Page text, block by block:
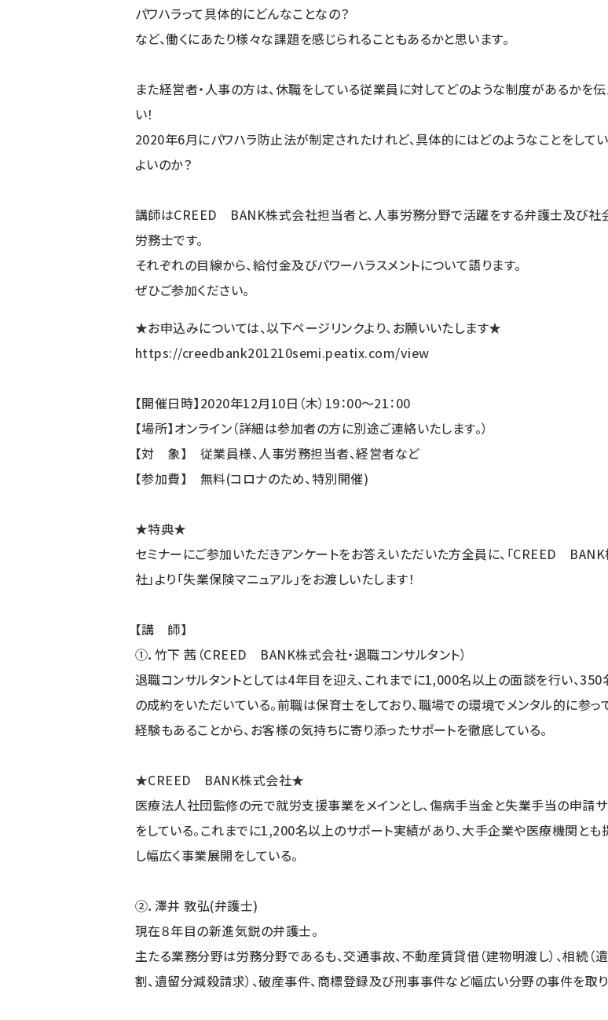
パワハラって具体的にどんなことなの？
など、働くにあたり様々な課題を感じられることもあるかと思います。
また経営者・人事の方は、休職をしている従業員に対してどのような制度があるかを
い！
2020年6月にパワハラ防止法が制定されたけれど、具体的にはどのようなことをして
よいのか？
講師はCREED BANK株式会社担当者と、人事労務分野で活躍をする弁護士及び社
労務士です。
それぞれの目線から、給付金及びパワーハラスメントについて語ります。
ぜひご参加ください。
★お申込みについては、以下ページリンクより、お願いいたします★
https://creedbank201210semi.peatix.com/view
【開催日時】2020年12月10日（木）19：00～21：00
【場所】オンライン（詳細は参加者の方に別途ご連絡いたします。）
【対 象】 従業員様、人事労務担当者、経営者など
【参加費】 無料(コロナのため、特別開催)
★特典★
セミナーにご参加いただきアンケートをお答えいただいた方全員に、「CREED
社」より「失業保険マニュアル」をお渡しいたします！
【講 師】
①．竹下 茜（CREED BANK株式会社・退職コンサルタント）
退職コンサルタントとしては4年目を迎え、これまでに1,000名以上の面談を行い、350
の成約をいただいている。前職は保育士をしており、職場での環境でメンタル的に参っ
経験もあることから、お客様の気持ちに寄り添ったサポートを徹底している。
★CREED BANK株式会社★
医療法人社団監修の元で就労支援事業をメインとし、傷病手当金と失業手当の申請
をしている。これまでに1,200名以上のサポート実績があり、大手企業や医療機関とも
し幅広く事業展開をしている。
②．澤井 敦弘(弁護士)
現在８年目の新進気鋭の弁護士。
主たる業務分野は労務分野であるも、交通事故、不動産賃貸借（建物明渡し）、相続（
割、遺留分減殺請求）、破産事件、商標登録及び刑事事件など幅広い分野の事件を取り